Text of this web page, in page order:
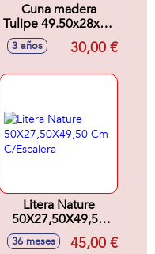
Cuna madera
Tulipe 49.50x28x24
3 años 30,00 €
Litera Nature
50X27,50X49,50
Cm C/Escalera
36 meses 45,00 €